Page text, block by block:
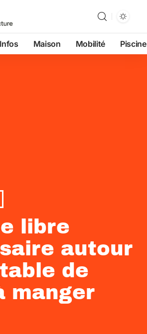
Infos Maison Mobilité Piscine
libre
autour
de
manger